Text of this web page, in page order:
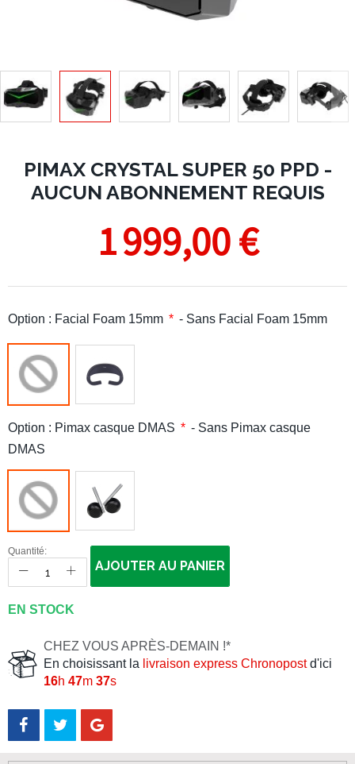
PIMAX CRYSTAL SUPER 50 PPD -
AUCUN ABONNEMENT REQUIS
1 999,00 €
Option : Facial Foam 15mm - Sans Facial Foam 15mm
Option : Pimax casque DMAS
- Sans Pimax casque
DMAS
Quantité:
AJOUTER AU PANIER
EN STOCK
CHEZ VOUS APRÈS-DEMAIN !*
En choisissant la livraison express Chronopostd'ici
16h 47m 36s